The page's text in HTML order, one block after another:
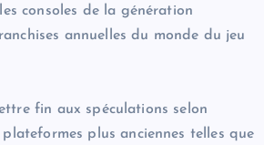
consoles de la génération
annuelles du monde du jeu
fin aux spéculations selon
plus anciennes telles que